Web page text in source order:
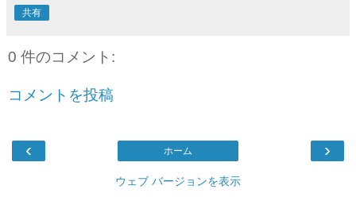
共有
0 件のコメント:
コメントを投稿
‹ ›
ホーム
ウェブ バージョンを表示